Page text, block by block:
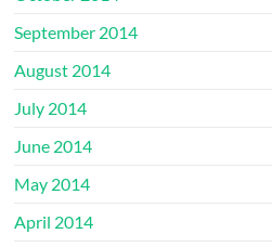
September 2014
August 2014
July 2014
June 2014
May 2014
April 2014